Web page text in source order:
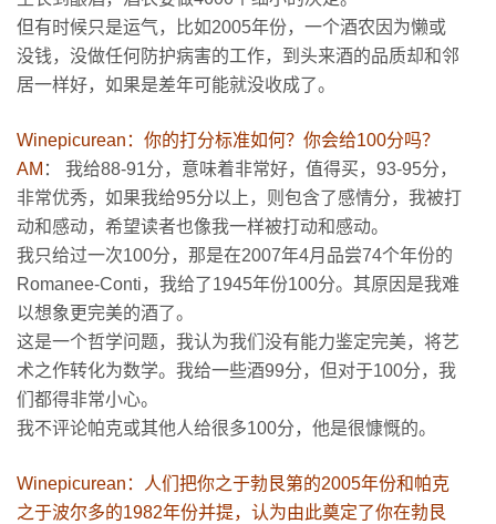
但有时候只是运气，比如2005年份，一个酒农因为懒或
没钱，没做任何防护病害的工作，到头来酒的品质却和邻
居一样好，如果是差年可能就没收成了。
Winepicurean：你的打分标准如何？你会给100分吗？
AM ： 我给88-91分，意味着非常好，值得买，93-95分，
非常优秀，如果我给95分以上，则包含了感情分，我被打
动和感动，希望读者也像我一样被打动和感动。
我只给过一次100分，那是在2007年4月品尝74个年份的
Romanee-Conti，我给了1945年份100分。其原因是我难
以想象更完美的酒了。
这是一个哲学问题，我认为我们没有能力鉴定完美，将艺
术之作转化为数学。我给一些酒99分，但对于100分，我
们都得非常小心。
我不评论帕克或其他人给很多100分，他是很慷慨的。
Winepicurean：人们把你之于勃艮第的2005年份和帕克
之于波尔多的1982年份并提，认为由此奠定了你在勃艮